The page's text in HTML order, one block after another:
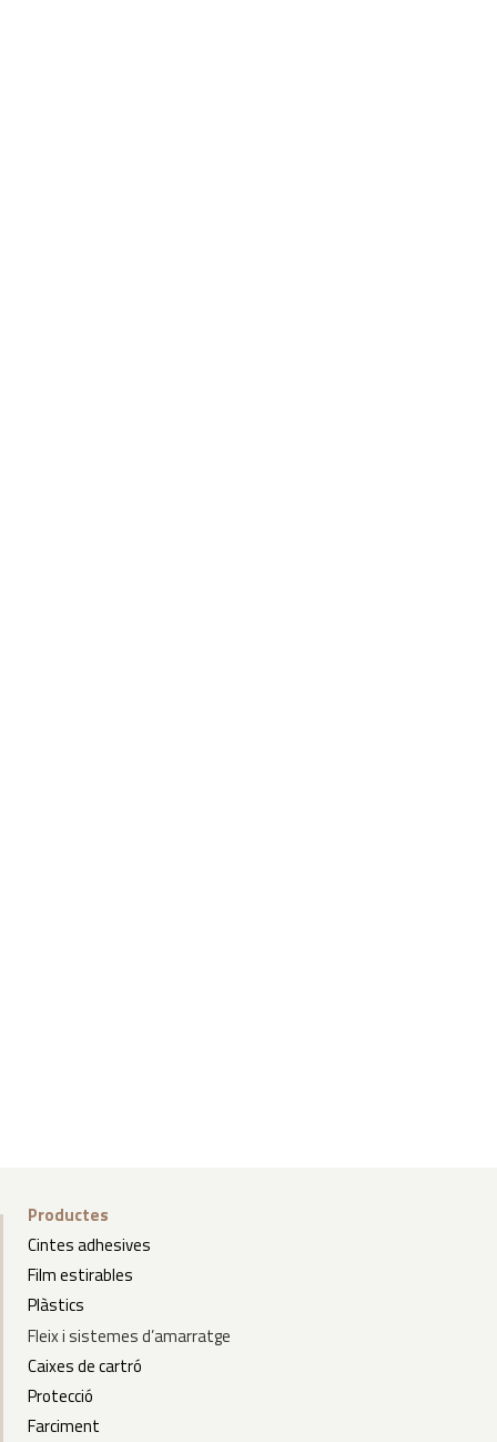
Productes
Cintes adhesives
Film estirables
Plàstics
Fleixi sistemes d’amarratge
Caixes de cartró
Protecció
Farciment